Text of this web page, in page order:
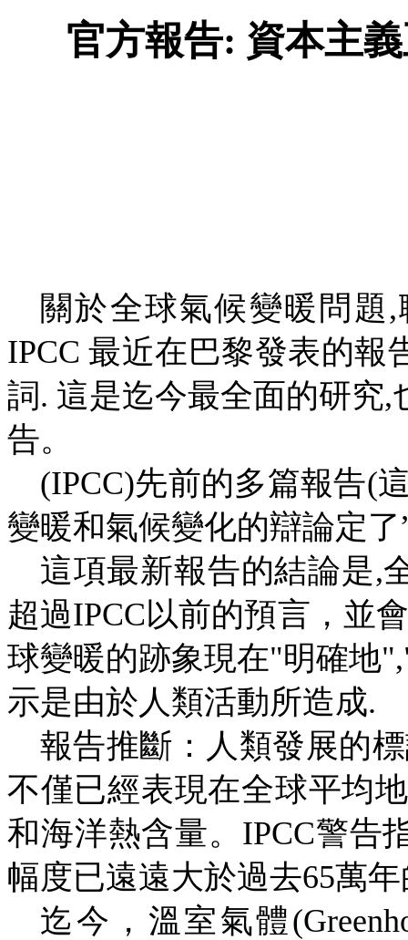
官方報告: 資本主
關於全球氣候變暖問題,
IPCC最近在巴黎發表的報
詞. 這是迄今最全面的研究,
告。
(IPCC)先前的多篇報告(
變暖和氣候變化的辯論定了
這項最新報告的結論是,
超過IPCC以前的預言，並
球變暖的跡象現在"明確地
示是由於人類活動所造成.
報告推斷：人類發展的
不僅已經表現在全球平均
和海洋熱含量。 IPCC警告
幅度已遠遠大於過去65萬
迄今，溫室氣體